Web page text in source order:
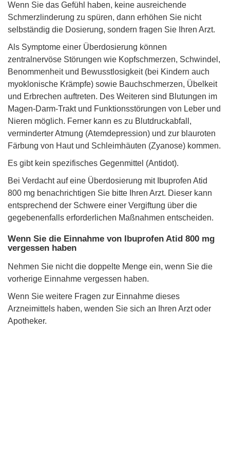
Wenn Sie das Gefühl haben, keine ausreichende
Schmerzlinderung zu spüren, dann erhöhen Sie nicht
selbständig die Dosierung, sondern fragen Sie Ihren Arzt.
Als Symptome einer Überdosierung können
zentralnervöse Störungen wie Kopfschmerzen, Schwindel,
Benommenheit und Bewusstlosigkeit (bei Kindern auch
myoklonische Krämpfe) sowie Bauchschmerzen, Übelkeit
und Erbrechen auftreten. Des Weiteren sind Blutungen im
Magen-Darm-Trakt und Funktionsstörungen von Leber und
Nieren möglich. Ferner kann es zu Blutdruckabfall,
verminderter Atmung (Atemdepression) und zur blauroten
Färbung von Haut und Schleimhäuten (Zyanose) kommen.
Es gibt kein spezifisches Gegenmittel (Antidot).
Bei Verdacht auf eine Überdosierung mit Ibuprofen Atid
800 mg benachrichtigen Sie bitte Ihren Arzt. Dieser kann
entsprechend der Schwere einer Vergiftung über die
gegebenenfalls erforderlichen Maßnahmen entscheiden.
Wenn Sie die Einnahme von Ibuprofen Atid 800 mg
vergessen haben
Nehmen Sie nicht die doppelte Menge ein, wenn Sie die
vorherige Einnahme vergessen haben.
Wenn Sie weitere Fragen zur Einnahme dieses
Arzneimittels haben, wenden Sie sich an Ihren Arzt oder
Apotheker.